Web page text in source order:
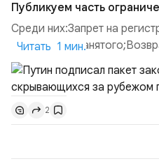
Публикуем часть
Среди них:Запрет на
ИП или
недвижимости на
водительских прав;Запрет
средств и на заключение
доверенности;Отказ в
договора, предоставлении
Читать 1 мин.
2